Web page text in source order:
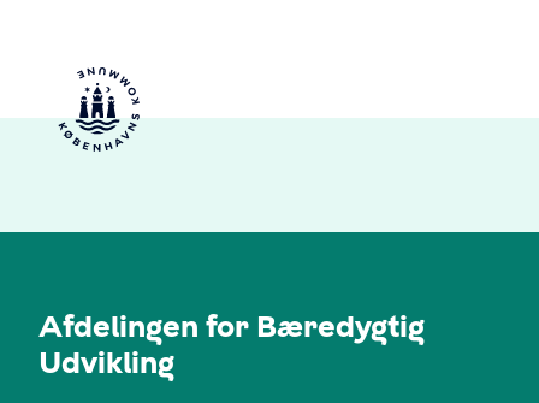
Afdelingen for Bæredygtig
Udvikling